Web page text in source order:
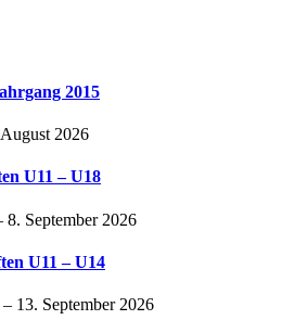
2015
2026
U11 – U18
8. September 2026
U11 – U14
– 13. September 2026